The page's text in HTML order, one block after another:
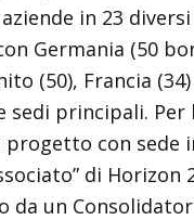
in 23
Germania (50
(50), Francia
sedi principali.
progetto con sede
di Horizon
da un